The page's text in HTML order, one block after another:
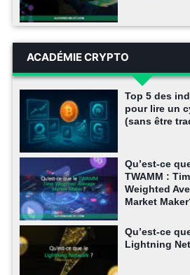
ACADÉMIE CRYPTO
Top 5 des
pour lire un
(sans être
Qu’est-ce
TWAMM :
Weighted
Market
Qu’est-ce
Lightning